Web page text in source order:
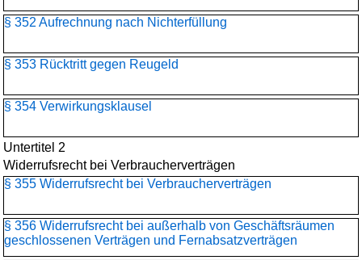
§ 352 Aufrechnung nach Nichterfüllung
§ 353 Rücktritt gegen Reugeld
§ 354 Verwirkungsklausel
Untertitel 2
Widerrufsrecht bei Verbraucherverträgen
§ 355 Widerrufsrecht bei Verbraucherverträgen
§ 356 Widerrufsrecht bei außerhalb von Geschäftsräumen
geschlossenen Verträgen und Fernabsatzverträgen